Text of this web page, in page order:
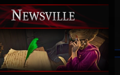
Newsville